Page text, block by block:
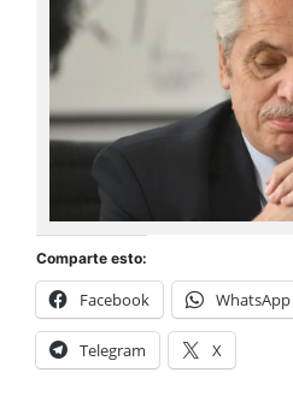
Comparte esto:
Facebook WhatsApp
Telegram X